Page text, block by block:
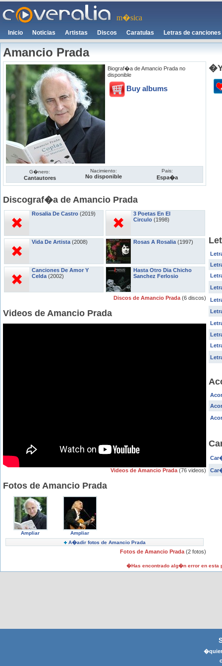
m�sica
Inicio Noticias Artistas Discos Caratulas Letras de canciones
Amancio Prada
Biograf�a de Amancio Prada no
disponible
Buy albums
G�nero:
Cantautores
Nacimiento:
No disponible
Pais:
Espa�a
Discograf�a de Amancio Prada
Rosalia De Castro (2019)
Vida De Artista (2008)
Canciones De Amor Y
Celda (2002)
3 Poetas En El
Circulo (1998)
Rosas A Rosalia (1997)
Hasta Otro Dia Chicho
Sanchez Ferlosio
Discos de Amancio Prada (6 discos)
Videos de Amancio Prada
Videos de Amancio Prada (76 videos)
Fotos de Amancio Prada
Ampliar
Ampliar
A�adir fotos de Amancio Prada
Fotos de Amancio Prada (2 fotos)
�Has encontrado alg�n error en esta